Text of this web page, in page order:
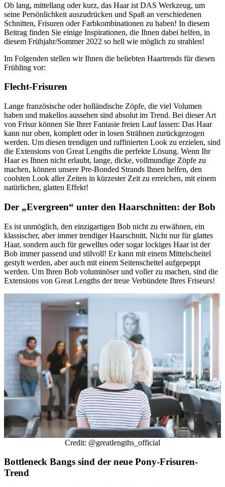
Ob lang, mittellang oder kurz, das Haar ist DAS Werkzeug, um
seine Persönlichkeit auszudrücken und Spaß an verschiedenen
Schnitten, Frisuren oder Farbkombinationen zu haben! In diesem
Beitrag finden Sie einige Inspirationen, die Ihnen dabei helfen, in
diesem Frühjahr/Sommer 2022 so hell wie möglich zu strahlen!
Im Folgenden stellen wir Ihnen die beliebten Haartrends für diesen
Frühling vor:
Flecht-Frisuren
Lange französische oder holländische Zöpfe, die viel Volumen
haben und makellos aussehen sind absolut im Trend. Bei dieser Art
von Frisur können Sie Ihrer Fantasie freien Lauf lassen: Das Haar
kann nur oben, komplett oder in losen Strähnen zurückgezogen
werden. Um diesen trendigen und raffinierten Look zu erzielen, sind
die Extensions von Great Lengths die perfekte Lösung. Wenn Ihr
Haar es Ihnen nicht erlaubt, lange, dicke, vollmundige Zöpfe zu
machen, können unsere Pre-Bonded Strands Ihnen helfen, den
coolsten Look aller Zeiten in kürzester Zeit zu erreichen, mit einem
natürlichen, glatten Effekt!
Der „Evergreen“ unter den Haarschnitten: der Bob
Es ist unmöglich, den einzigartigen Bob nicht zu erwähnen, ein
klassischer, aber immer trendiger Haarschnitt. Nicht nur für glattes
Haar, sondern auch für gewelltes oder sogar lockiges Haar ist der
Bob immer passend und stilvoll! Er kann mit einem Mittelscheitel
gestylt werden, aber auch mit einem Seitenscheitel aufgepeppt
werden. Um Ihren Bob voluminöser und voller zu machen, sind die
Extensions von Great Lengths der treue Verbündete Ihres Friseurs!
Credit: @greatlengths_official
Bottleneck Bangs sind der neue Pony-Frisuren-
Trend